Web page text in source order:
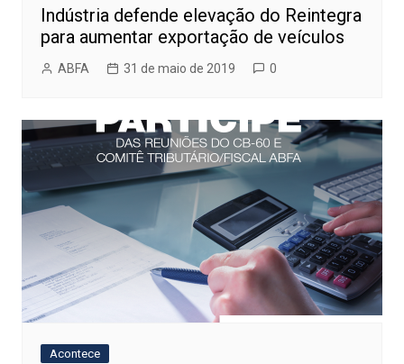
Indústria defende elevação do Reintegra
para aumentar exportação de veículos
ABFA 31 de maio de 2019 0
Acontece